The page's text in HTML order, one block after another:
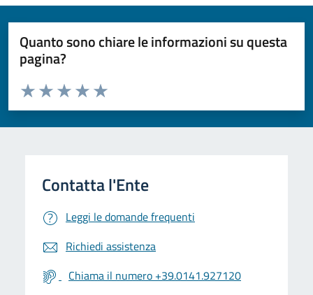
Quanto sono chiare le informazioni su questa
pagina?
Valuta da 1 a 5 stelle la pagina
Valuta 5 stelle su 5
Valuta 4 stelle su 5
Valuta 3 stelle su 5
Valuta 2 stelle su 5
Valuta 1 stelle su 5
Leggi le domande frequenti
Richiedi assistenza
Chiama il numero +39.0141.927120